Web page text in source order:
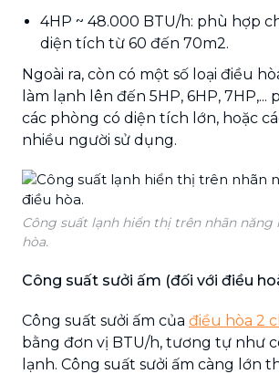
4HP ~ 48.000 BTU/h: phù hợp
diện tích từ 60 đến 70m2.
Ngoài ra, còn có một số loại điều
làm lạnh lên đến 5HP, 6HP, 7HP,...
các phòng có diện tích lớn, hoặc
nhiều người sử dụng.
Công suất lạnh hiển thị trên nhãn năng
hòa.
Công suất sưởi ấm (đối với điều
Công suất sưởi ấm của điều hòa 2
bằng đơn vị BTU/h, tương tự như
lạnh. Công suất sưởi ấm càng lớn